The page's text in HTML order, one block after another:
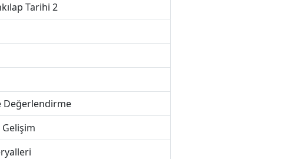
Tarihi 2
Değerlendirme